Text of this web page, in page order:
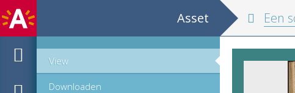
Asset
View
Downloaden
Een schoone ende amoruese